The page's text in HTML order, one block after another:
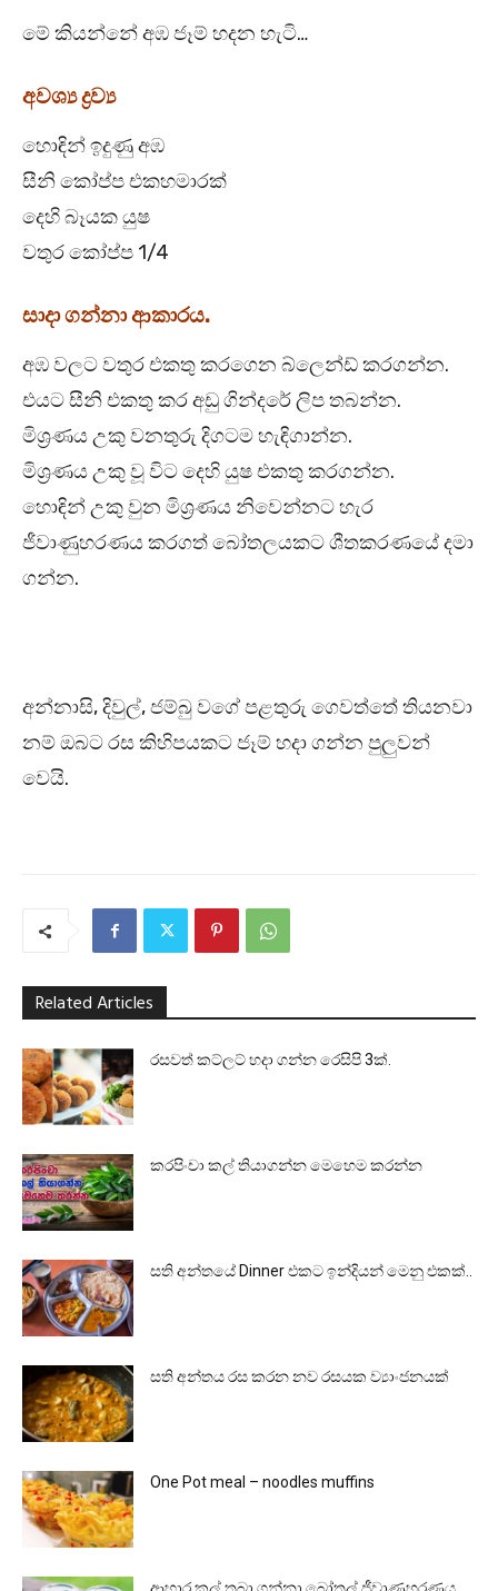
මේ කියන්නේ අඹ ජෑම් හදන හැටි…
අවශ්‍ය ද්‍රව්‍ය
හොඳින් ඉදුණු අඹ
සීනි කෝප්ප එකහමාරක්
දෙහි බෑයක යුෂ
වතුර කෝප්ප 1/4
සාදා ගන්නා ආකාරය.
අඹ වලට වතුර එකතු කරගෙන බ්ලෙන්ඩ් කරගන්න.
එයට සීනි එකතු කර අඩු ගින්දරේ ලිප තබන්න.
මිශ්‍රණය උකු වනතුරු දිගටම හැඳිගාන්න.
මිශ්‍රණය උකු වූ විට දෙහි යුෂ එකතු කරගන්න.
හොඳින් උකු වුන මිශ්‍රණය නිවෙන්නට හැර
ජීවාණුහරණය කරගත් බෝතලයකට ශීතකරණයේ දමා
ගන්න.
අන්නාසි, දිවුල්, ජම්බු වගේ පළතුරු ගෙවත්තේ තියනවා
නම් ඔබට රස කිහිපයකට ජෑම් හදා ගන්න පුලුවන්
වෙයි.
Related Articles
රසවත් කට්ලට් හදා ගන්න රෙසිපි 3ක්.
කරපිංචා කල් තියාගන්න මෙහෙම කරන්න
සති අන්තයේ Dinner එකට ඉන්දියන් මෙනු එකක්..
සති අන්තය රස කරන නව රසයක ව්‍යාංජනයක්
One Pot meal – noodles muffins